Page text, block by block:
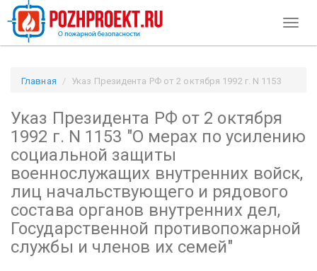
Главная
Указ Президента РФ от 2 октября 1992 г. N 1153
внутренних войск, лиц начальствующего и рядового состава
органов внутренних дел, Государственной противопожарной
службы и членов их семей"
Указ Президента РФ от 2 октября
1992 г. N 1153 "О мерах по усилению
социальной защиты
военнослужащих внутренних войск,
лиц начальствующего и рядового
состава органов внутренних дел,
Государственной противопожарной
службы и членов их семей"